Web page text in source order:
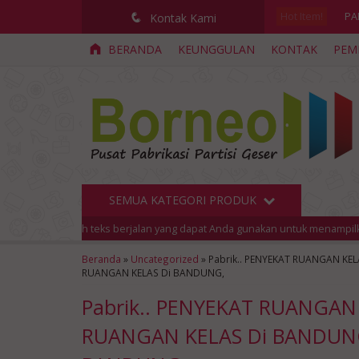
q Kontak Kami Hot Item!
BERANDA KEUNGGULAN KONTAK
SEMUA KATEGORI PRODUK
berjalan yang dapat Anda gunakan untuk menampilkan informasi diskon
Beranda » Uncategorized » Pabrik.. PENYEKAT RUANGAN
RUANGAN KELAS Di BANDUNG,
Pabrik.. PENYEKAT
RUANGAN KELAS Di